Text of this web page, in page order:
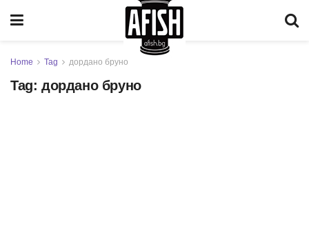
Home Tag дордано бруно
Tag: дордано бруно